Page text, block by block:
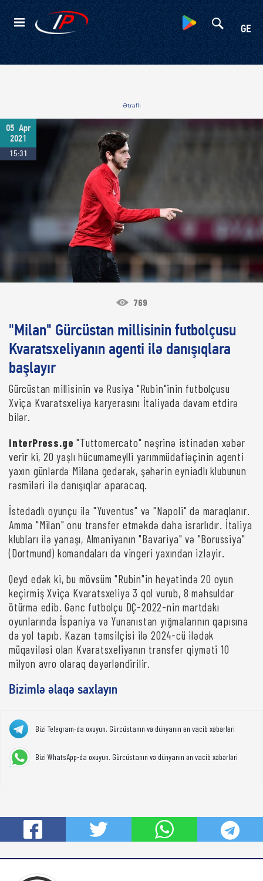
GE
Kateqoriyalar
Ətraflı
05 Apr
2021
15:31
769
"Milan" Gürcüstan millisinin futbolçusu
Kvaratsxeliyanın agenti ilə danışıqlara
başlayır
Gürcüstan millisinin və Rusiya "Rubin"inin futbolçusu
Xviça Kvaratsxeliya karyerasını İtaliyada davam etdirə
bilər.
InterPress.ge "Tuttomercato" nəşrinə istinadən xəbər
verir ki, 20 yaşlı hücumameylli yarımmüdafiəçinin agenti
yaxın günlərdə Milana gedərək, şəhərin eyniadlı klubunun
rəsmiləri ilə danışıqlar aparacaq.
İstedadlı oyunçu ilə "Yuventus" və "Napoli" də maraqlanır.
Amma "Milan" onu transfer etməkdə daha israrlıdır. İtaliya
klubları ilə yanaşı, Almaniyanın "Bavariya" və "Borussiya"
(Dortmund) komandaları da vingeri yaxından izləyir.
Qeyd edək ki, bu mövsüm "Rubin"in heyətində 20 oyun
keçirmiş Xviça Kvaratsxeliya 3 qol vurub, 8 məhsuldar
ötürmə edib. Gənc futbolçu DÇ-2022-nin martdakı
oyunlarında İspaniya və Yunanıstan yığmalarının qapısına
da yol tapıb. Kazan təmsilçisi ilə 2024-cü ilədək
müqaviləsi olan Kvaratsxeliyanın transfer qiyməti 10
milyon avro olaraq dəyərləndirilir.
Bizimlə əlaqə saxlayın
Bizi Telegram-da oxuyun. Gürcüstanın və dünyanın ən vacib xəbərləri
Bizi WhatsApp-da oxuyun. Gürcüstanın və dünyanın ən vacib xəbərləri